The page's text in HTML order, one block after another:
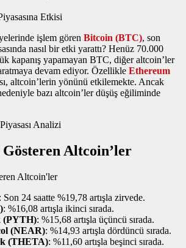
işlem gören Bitcoin (BTC), son
nasıl bir etki yarattı? Henüz 70.000
kapanış yapamayan BTC, diğer altcoin’ler
devam ediyor. Özellikle Ethereum
altcoin’lerin yönünü etkilemekte. Ancak
bazı altcoin’ler düşüş eğiliminde
Altcoin’ler
: Son 24 saatte %19,78 artışla zirvede.
: %16,08 artışla ikinci sırada.
(PYTH): %15,68 artışla üçüncü sırada.
(NEAR): %14,93 artışla dördüncü sırada.
(THETA): %11,60 artışla beşinci sırada.